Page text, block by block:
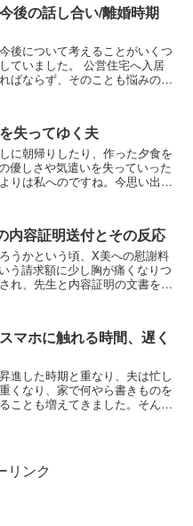
後の話し合い/離婚時期
後について考えることがいくつ
。 公営住宅へ入居
ばならず、そのことも悩みの種
失ってゆく夫
に朝帰りしたり、作った夕食を
優しさや気遣いを失っていった
りは私へのですね。今思い出し
内容証明送付とその反応
うかという頃、X美への慰謝料
う請求額に少し胸が痛くなりつ
れ、先生と内容証明の文書を固
マホに触れる時間、遅く
進した時期と重なり、夫は忙し
くなり、家で何やら書きものを
ことも増えてきました。そんな
リンク